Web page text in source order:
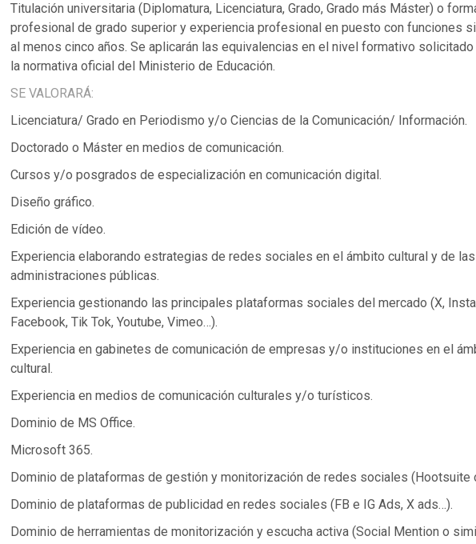
Titulación universitaria (Diplomatura, Licenciatura, Grado, Grado más Máster) o
profesional de grado superior y experiencia profesional en puesto con funciones
al menos cinco años. Se aplicarán las equivalencias en el nivel formativo
la normativa oficial del Ministerio de Educación.
SE VALORARÁ:
Licenciatura/ Grado en Periodismo y/o Ciencias de la Comunicación/ Información.
Doctorado o Máster en medios de comunicación.
Cursos y/o posgrados de especialización en comunicación digital.
Diseño gráfico.
Edición de vídeo.
Experiencia elaborando estrategias de redes sociales en el ámbito cultural y de las
administraciones públicas.
Experiencia gestionando las principales plataformas sociales del mercado (X,
Facebook, Tik Tok, Youtube, Vimeo…).
Experiencia en gabinetes de comunicación de empresas y/o instituciones en el
cultural.
Experiencia en medios de comunicación culturales y/o turísticos.
Dominio de MS Office.
Microsoft 365.
Dominio de plataformas de gestión y monitorización de redes sociales (Hootsuite
Dominio de plataformas de publicidad en redes sociales (FB e IG Ads, X ads…).
Dominio de herramientas de monitorización y escucha activa (Social Mention o